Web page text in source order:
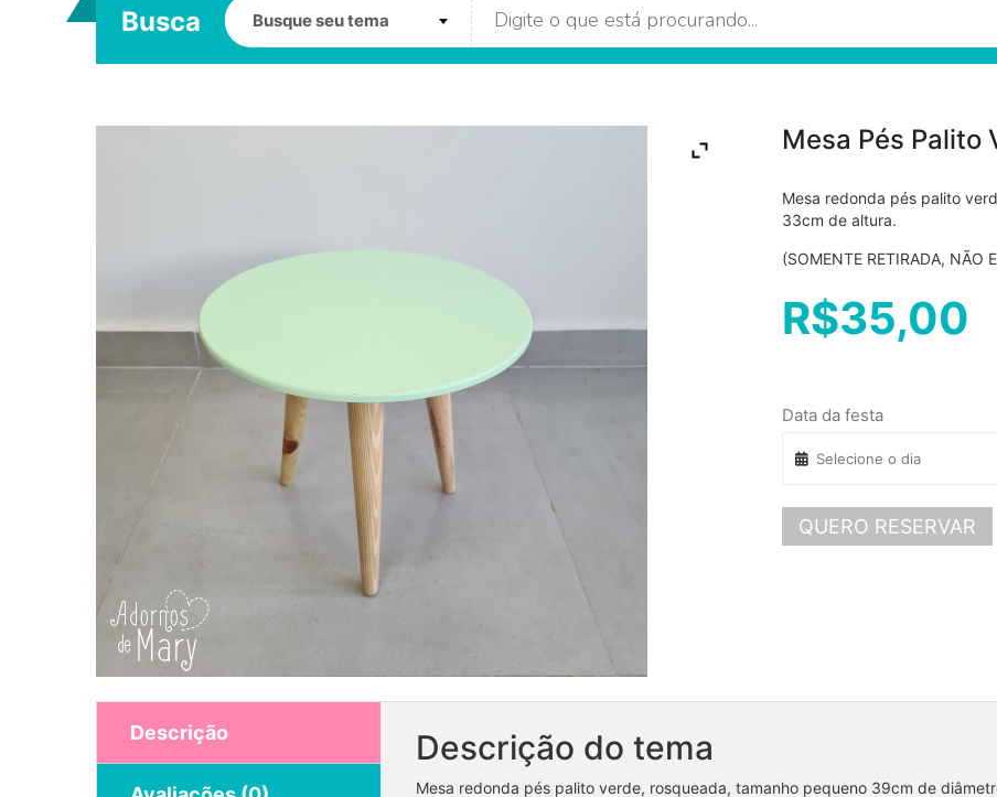
Busca
Mesa Pés Palito
Mesa redonda pés palito
33cm de altura.
(SOMENTE RETIRADA, NÃO
R$35,00
Data da festa
QUERO RESERVAR
Descrição Descrição do tema
Mesa redonda pés palito verde, rosqueada, tamanho pequeno 39cm de